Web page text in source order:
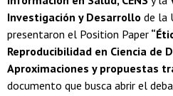
Investigación y Desarrollo de la
presentaron el Position Paper
Reproducibilidad en Ciencia de
Aproximaciones y propuestas
documento que busca abrir el